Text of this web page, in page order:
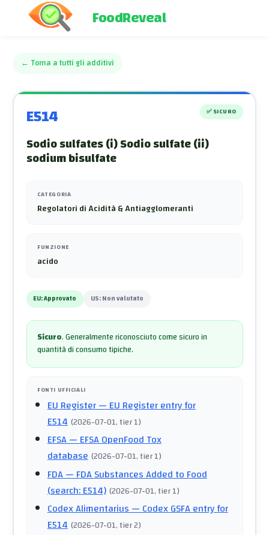
FoodReveal
← Torna a tutti gli additivi
E514 ✅SICURO
Sodio sulfates (i) Sodio sulfate (ii)
sodium bisulfate
CATEGORIA
Regolatori di Acidità & Antiagglomeranti
FUNZIONE
acido
EU:Approvato US:Non valutato
Sicuro.Generalmente riconosciuto come sicuro in
quantità di consumo tipiche.
FONTI UFFICIALI
EU Register— EU Register entry for
E514 (2026-07-01, tier 1)
EFSA— EFSA OpenFood Tox
database (2026-07-01, tier 1)
FDA— FDA Substances Added to Food
(search: E514) (2026-07-01, tier 1)
Codex Alimentarius— Codex GSFA entry for
E514 (2026-07-01, tier 2)